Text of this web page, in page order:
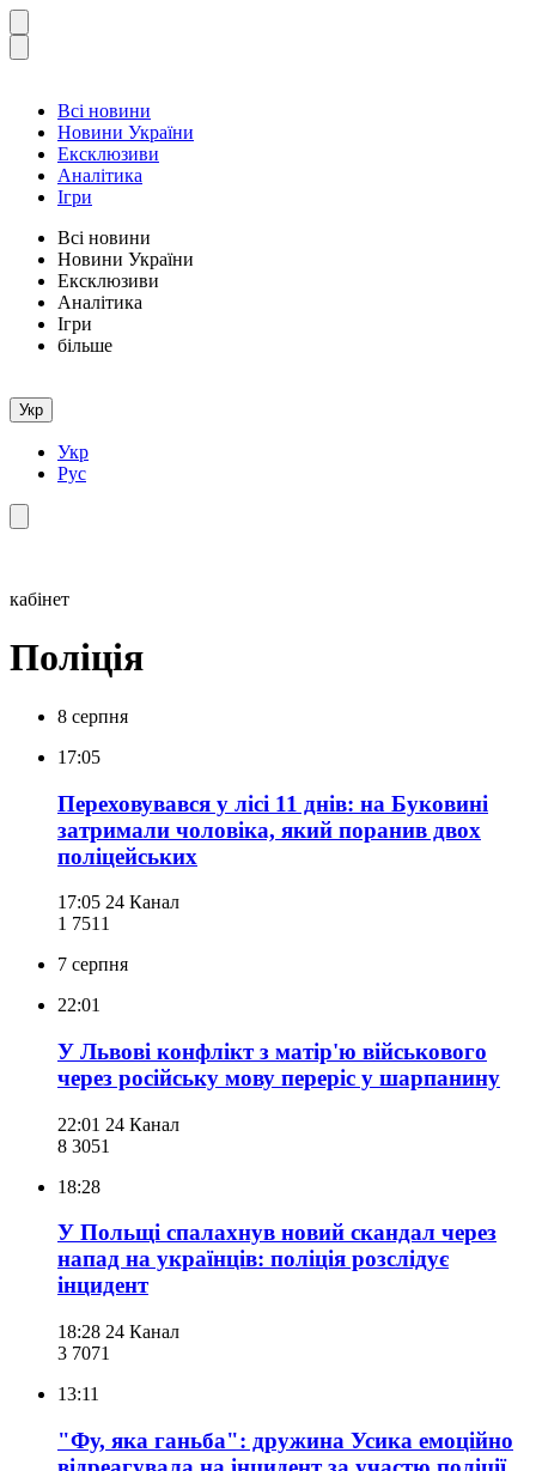
Всі новини
Новини України
Ексклюзиви
Аналітика
Ігри
Всі новини
Новини України
Ексклюзиви
Аналітика
Ігри
більше
Укр
Укр
Рус
кабінет
Поліція
8 серпня
17:05
Переховувався у лісі 11 днів: на Буковині
затримали чоловіка, який поранив двох
поліцейських
17:05 24 Канал
1 751 1
7 серпня
22:01
У Львові конфлікт з матір'ю військового
через російську мову переріс у шарпанину
22:01 24 Канал
8 3051
18:28
У Польщі спалахнув новий скандал через
напад на українців: поліція розслідує
інцидент
18:28 24 Канал
3 7071
13:11
"Фу, яка ганьба": дружина Усика емоційно